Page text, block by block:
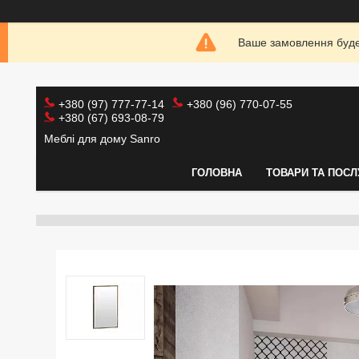
Ваше замовлення
+380 (97) 777-77-14
+380 (96) 770-07-55
+380 (67) 693-08-79
Меблі для дому Sanro
ГОЛОВНА ТОВАРИ ТА